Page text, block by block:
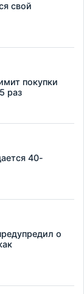
свой
покупки
раз
40-
о